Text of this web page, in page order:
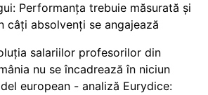
Performanța trebuie măsurată și
câți absolvenți se angajează
salariilor profesorilor din
nu se încadrează în niciun
european - analiză Eurydice: